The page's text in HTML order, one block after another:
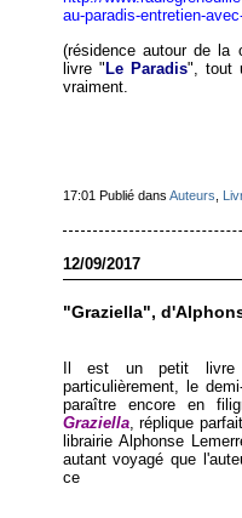
au-paradis-entretien-
(résidence autour de la
livre " Le Paradis", tout
vraiment.
17:01 Publié dans Auteurs
12/09/2017
"Graziella",
Il est un petit
particulièrement, le
paraître encore en
Graziella, réplique
librairie Alphonse
autant voyagé que
ce